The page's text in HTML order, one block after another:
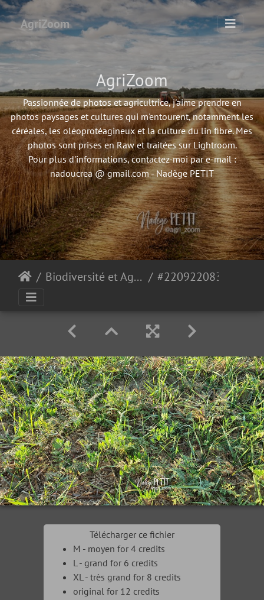
AgriZoom
AgriZoom
Passionnée de photos et agricultrice, j'aime prendre en
photos paysages et cultures qui m'entourent, notamment les
céréales, les oléoprotéagineux et la culture du lin fibre. Mes
photos sont prises en Raw et traitées sur Lightroom.
Pour plus d'informations, contactez-moi par e-mail :
nadoucrea @ gmail.com - Nadège PETIT
Biodiversité et Agroécologie
Télécharger ce fichier
M - moyen for 4 credits
L - grand for 6 credits
XL - très grand for 8 credits
original for 12 credits